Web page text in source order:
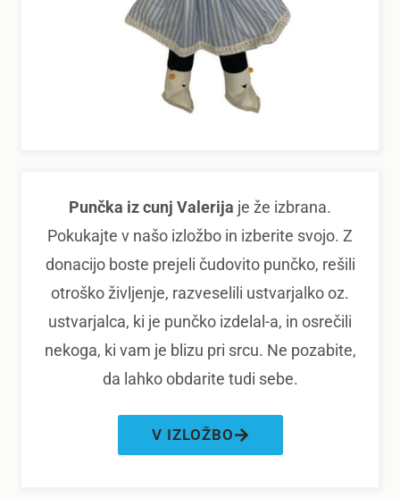
Punčka iz cunj Valerija je že izbrana.
Pokukajte v našo izložbo in izberite svojo. Z
donacijo boste prejeli čudovito punčko, rešili
otroško življenje, razveselili ustvarjalko oz.
ustvarjalca, ki je punčko izdelal-a, in osrečili
nekoga, ki vam je blizu pri srcu. Ne pozabite,
da lahko obdarite tudi sebe.
V IZLOŽBO